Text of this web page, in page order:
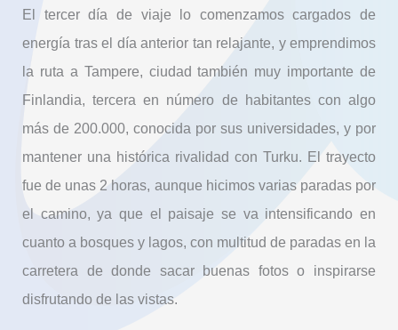
El tercer día de viaje lo comenzamos cargados de
energía tras el día anterior tan relajante, y emprendimos
la ruta a Tampere, ciudad también muy importante de
Finlandia, tercera en número de habitantes con algo
más de 200.000, conocida por sus universidades, y por
mantener una histórica rivalidad con Turku. El trayecto
fue de unas 2 horas, aunque hicimos varias paradas por
el camino, ya que el paisaje se va intensificando en
cuanto a bosques y lagos, con multitud de paradas en la
carretera de donde sacar buenas fotos o inspirarse
disfrutando de las vistas.